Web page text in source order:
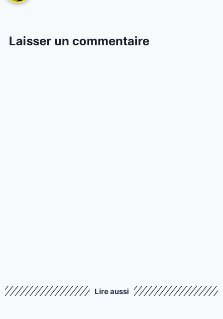
Laisser un commentaire
Lire aussi